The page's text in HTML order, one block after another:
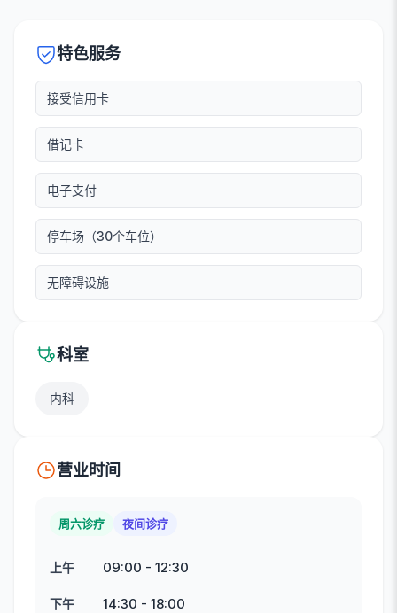
特色服务
接受信用卡
借记卡
电子支付
停车场（30个车位）
无障碍设施
科室
内科
营业时间
周六诊疗 夜间诊疗
上午 09:00 - 12:30
下午 14:30 - 18:00